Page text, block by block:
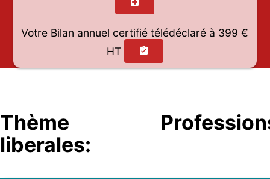
Votre Bilan annuel certifié télédéclaré à 399 €
HT
Thème
liberales: